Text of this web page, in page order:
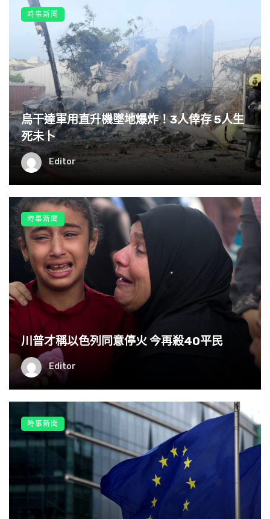
烏干達軍用直升機墜地爆炸！3人倖存 5人生
死未卜
Editor
時事新聞
川普才稱以色列同意停火 今再殺40平民
Editor
時事新聞
時事新聞